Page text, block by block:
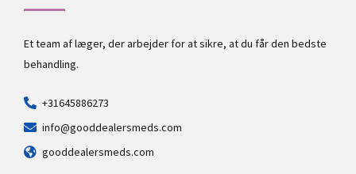
Et team af læger, der arbejder for at sikre, at du får den bedste
behandling.
+31645886273
info@gooddealersmeds.com
gooddealersmeds.com